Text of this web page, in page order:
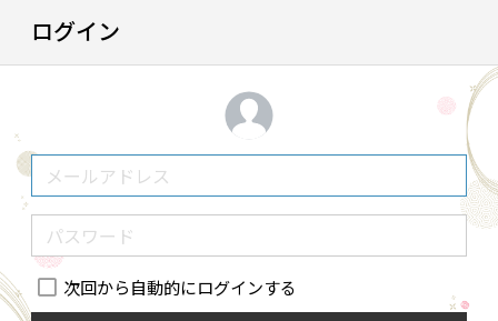
ログイン
次回から自動的にログインする